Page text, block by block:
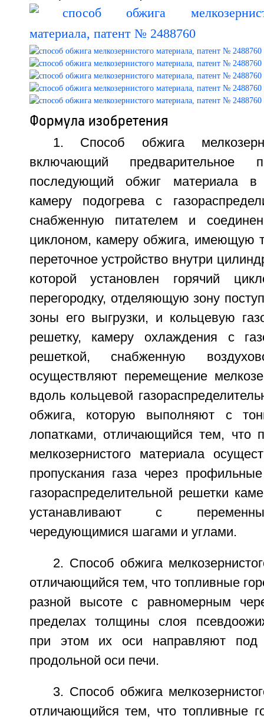
Формула изобретения
1. Способ обжига
включающий предварительное
последующий обжиг материала
камеру подогрева с
снабженную питателем и
циклоном, камеру обжига, имеющую
переточное устройство внутри
которой установлен горячий
перегородку, отделяющую зону
зоны его выгрузки, и кольцевую
решетку, камеру охлаждения с
решеткой, снабженную
осуществляют перемещение
вдоль кольцевой
обжига, которую выполняют с
лопатками, отличающийся тем, что
мелкозернистого материала
пропускания газа через
газораспределительной решетки
устанавливают с
чередующимися шагами и углами.
2. Способ обжига
отличающийся тем, что топливные
разной высоте с равномерным
пределах толщины слоя
при этом их оси направляют
продольной оси печи.
3. Способ обжига
отличающийся тем, что топливные